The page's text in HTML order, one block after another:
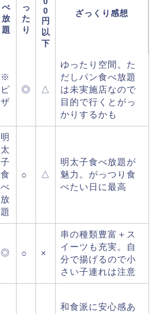
べ
放
題
っ
た
り
0
円
以
下
ざっくり感想
※
ピ
ザ
◎ △
ゆったり空間。た
だしパン食べ放題
は未実施店なので
目的で行くとがっ
かりするかも
明
太
子
食
べ
放
題
○ △
明太子食べ放題が
魅力。がっつり食
べたい日に最高
◎ ○ ×
串の種類豊富＋ス
イーツも充実。自
分で揚げるので小
さい子連れは注意
和食派に安心感あ